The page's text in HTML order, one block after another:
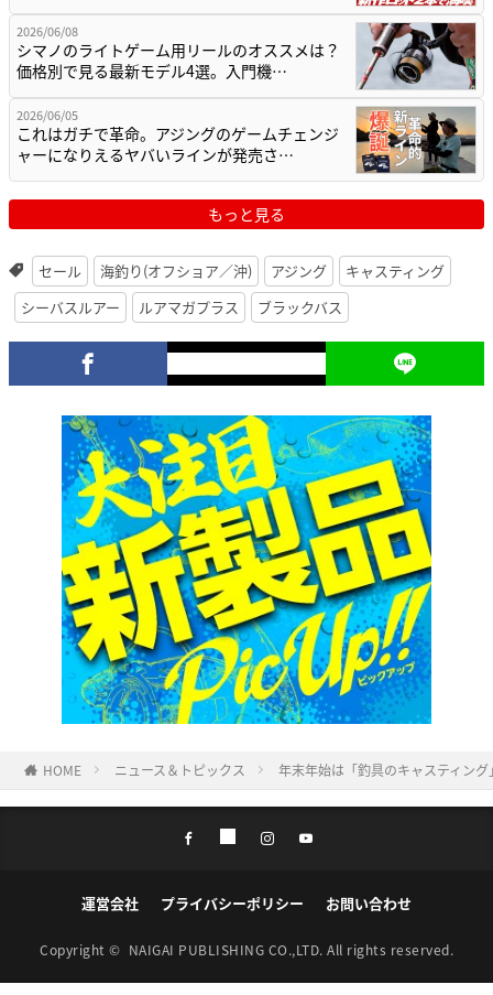
2026/06/08
シマノのライトゲーム用リールのオススメは？
価格別で見る最新モデル4選。入門機…
2026/06/05
これはガチで革命。アジングのゲームチェンジ
ャーになりえるヤバいラインが発売さ…
もっと見る
セール 海釣り(オフショア／沖) アジング
キャスティング
シーバスルアー
ルアマガプラス ブラックバス
HOME ニュース＆トピックス 年末年始は「釣具のキャスティン
運営会社 プライバシーポリシー お問い合わせ
Copyright © NAIGAI PUBLISHING CO.,LTD. All rights reserved.